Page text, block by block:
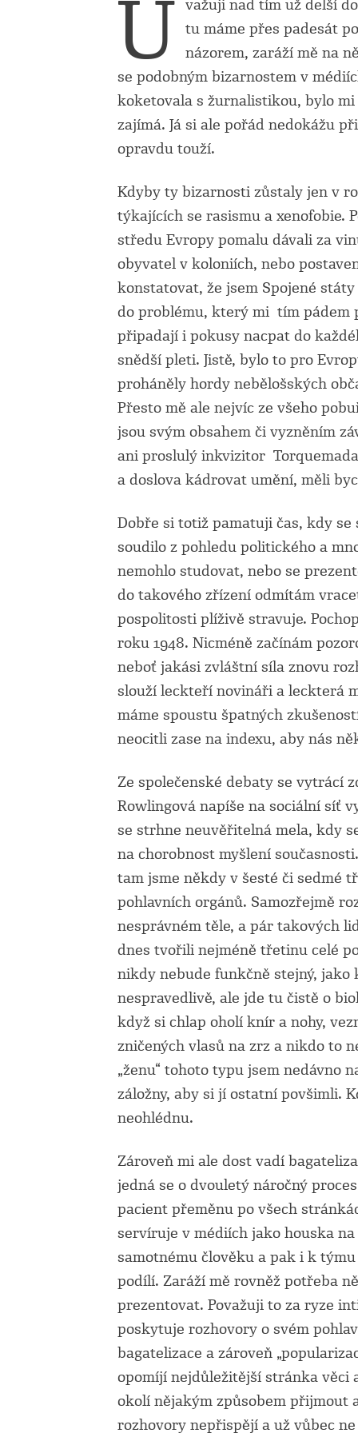
U važuji nad tím už delší
tu máme přes padesát
názorem, zaráží mě na
se podobným bizarnostem v
koketovala s žurnalistikou, bylo
zajímá. Já si ale pořád nedokážu
opravdu touží.
Kdyby ty bizarnosti zůstaly jen v
týkajících se rasismu a xenofobie.
středu Evropy pomalu dávali za
obyvatel v koloniích, nebo
konstatovat, že jsem Spojené
do problému, který mi tím pádem
připadají i pokusy nacpat do
snědší pleti. Jistě, bylo to pro
proháněly hordy nebělošských
Přesto mě ale nejvíc ze všeho
jsou svým obsahem či vyzněním
ani proslulý inkvizitor
a doslova kádrovat umění, měli
Dobře si totiž pamatuji čas, kdy
soudilo z pohledu politického a
nemohlo studovat, nebo se
do takového zřízení odmítám
pospolitosti plíživě stravuje.
roku 1948. Nicméně začínám
neboť jakási zvláštní síla znovu
slouží leckteří novináři a leckterá
máme spoustu špatných
neocitli zase na indexu, aby nás
Ze společenské debaty se vytrácí
Rowlingová napíše na sociální síť
se strhne neuvěřitelná mela, kdy
na chorobnost myšlení
tam jsme někdy v šesté či sedmé
pohlavních orgánů. Samozřejmě
nesprávném těle, a pár takových
dnes tvořili nejméně třetinu celé
nikdy nebude funkčně stejný,
nespravedlivě, ale jde tu čistě o
když si chlap oholí knír a nohy,
zničených vlasů na zrz a nikdo to
„ženu“ tohoto typu jsem nedávno
záložny, aby si jí ostatní povšimli.
neohlédnu.
Zároveň mi ale dost vadí
jedná se o dvouletý náročný
pacient přeměnu po všech
servíruje v médiích jako houska
samotnému člověku a pak i k
podílí. Zaráží mě rovněž potřeba
prezentovat. Považuji to za ryze
poskytuje rozhovory o svém
bagatelizace a zároveň
opomíjí nejdůležitější stránka věci
okolí nějakým způsobem přijmout
rozhovory nepřispějí a už vůbec